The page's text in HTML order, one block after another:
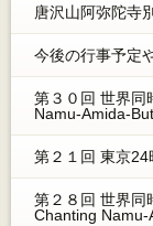
唐沢山阿弥陀寺
今後の行事予定
第３０回 世界同
Namu-Amida-
第２１回 東京24
第２８回 世界同
Chanting Namu-